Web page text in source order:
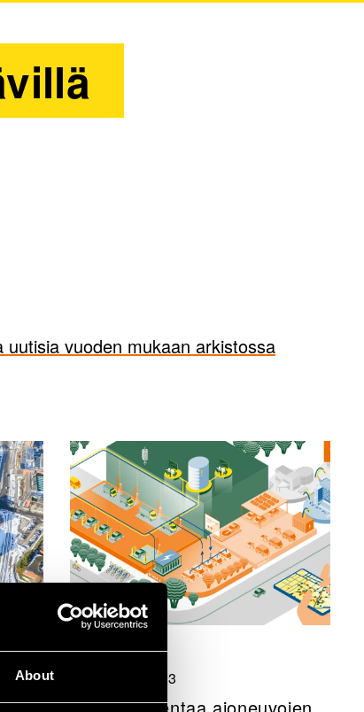
About
uutisia vuoden mukaan arkistossa
Projektiuutiset
26 syyskuu 2023
OPULI laajentaa ajoneuvojen